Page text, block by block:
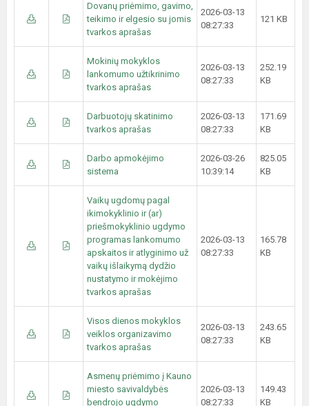
Dovanų priėmimo, gavimo,
teikimo ir elgesio su jomis
tvarkos aprašas
2026-03-13
08:27:33
121 KB
Mokinių mokyklos
lankomumo užtikrinimo
tvarkos aprašas
2026-03-13
08:27:33
252.19
KB
Darbuotojų skatinimo
tvarkos aprašas
2026-03-13
08:27:33
171.69
KB
Darbo apmokėjimo
sistema
2026-03-26
10:39:14
825.05
KB
Vaikų ugdomų pagal
ikimokyklinio ir (ar)
priešmokyklinio ugdymo
programas lankomumo
apskaitos ir atlyginimo už
vaikų išlaikymą dydžio
nustatymo ir mokėjimo
tvarkos aprašas
2026-03-13
08:27:33
165.78
KB
Visos dienos mokyklos
veiklos organizavimo
tvarkos aprašas
2026-03-13
08:27:33
243.65
KB
Asmenų priėmimo į Kauno
miesto savivaldybės
bendrojo ugdymo
2026-03-13
08:27:33
149.43
KB